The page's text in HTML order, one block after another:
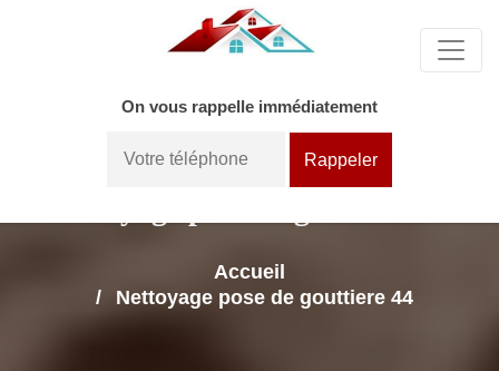
On vous rappelle immédiatement
Accueil
Nettoyage pose de gouttiere 44